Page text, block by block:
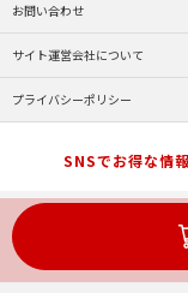
お問い合わせ
サイト運営会社について
プライバシーポリシー
SNSでお得な情